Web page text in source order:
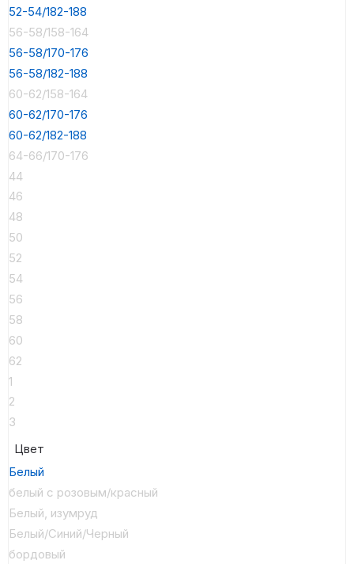
52-54/182-188
56-58/158-164
56-58/170-176
56-58/182-188
60-62/158-164
60-62/170-176
60-62/182-188
64-66/170-176
44
46
48
50
52
54
56
58
60
62
1
2
3
Цвет
Белый
белый с розовым/красный
Белый, изумруд
Белый/Синий/Черный
бордовый